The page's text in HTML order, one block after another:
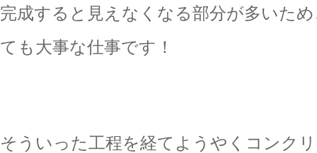
完成すると見えなくなる部分が多いた
ても大事な仕事です！
そういった工程を経てようやくコンク